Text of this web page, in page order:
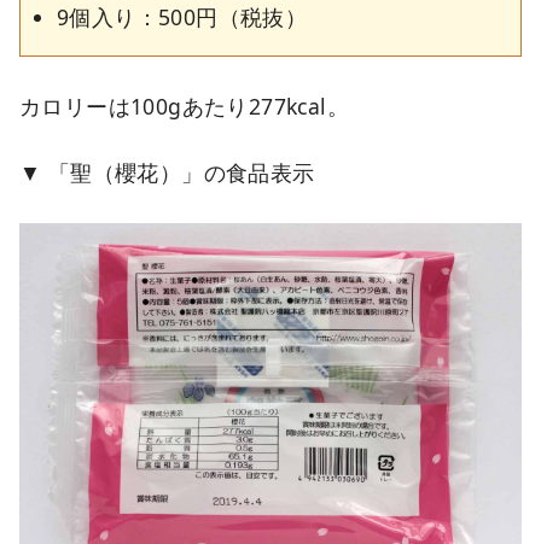
9個入り：500円（税抜）
カロリーは100gあたり277kcal。
「聖（櫻花）」の食品表示